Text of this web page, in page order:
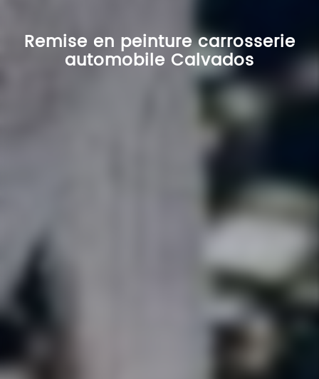
Remise en peinture carrosserie
automobile Calvados